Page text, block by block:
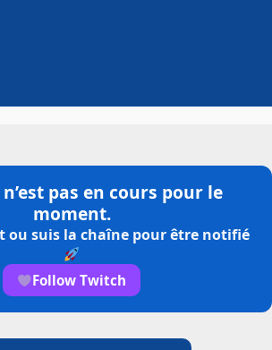
pas en cours pour le
moment.
ou suis la chaîne pour être notifié
Follow Twitch